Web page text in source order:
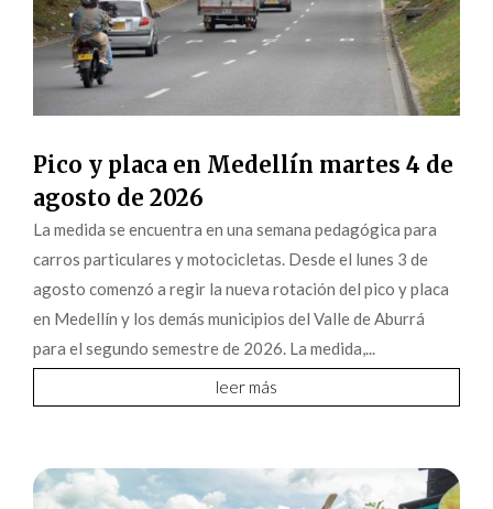
Pico y placa en Medellín martes 4 de
agosto de 2026
La medida se encuentra en una semana pedagógica para
carros particulares y motocicletas. Desde el lunes 3 de
agosto comenzó a regir la nueva rotación del pico y placa
en Medellín y los demás municipios del Valle de Aburrá
para el segundo semestre de 2026. La medida,...
leer más